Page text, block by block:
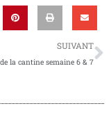
SUIVANT
la cantine semaine 6 & 7